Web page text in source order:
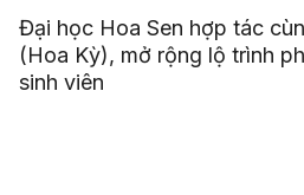
Đại học Hoa Sen hợp tác
(Hoa Kỳ), mở rộng lộ trình
sinh viên